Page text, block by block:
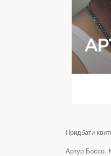
Придбати
Артур Боссо.